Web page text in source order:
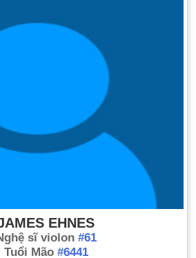
EHNES
sĩ violon #61
Tuổi Mão #6441